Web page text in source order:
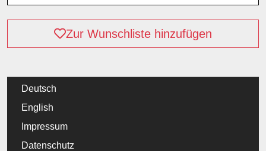
Zur Wunschliste hinzufügen
Deutsch
English
Impressum
Datenschutz